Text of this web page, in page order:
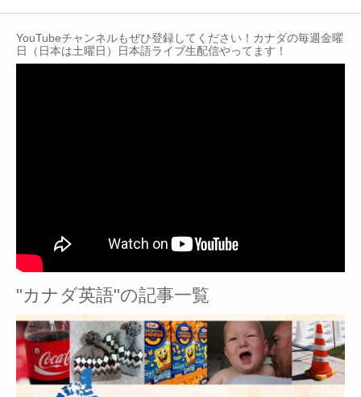
YouTubeチャンネルもぜひ登録してください！カナダの毎週金曜
日（日本は土曜日）日本語ライブ生配信やってます！
"カナダ英語"の記事一覧